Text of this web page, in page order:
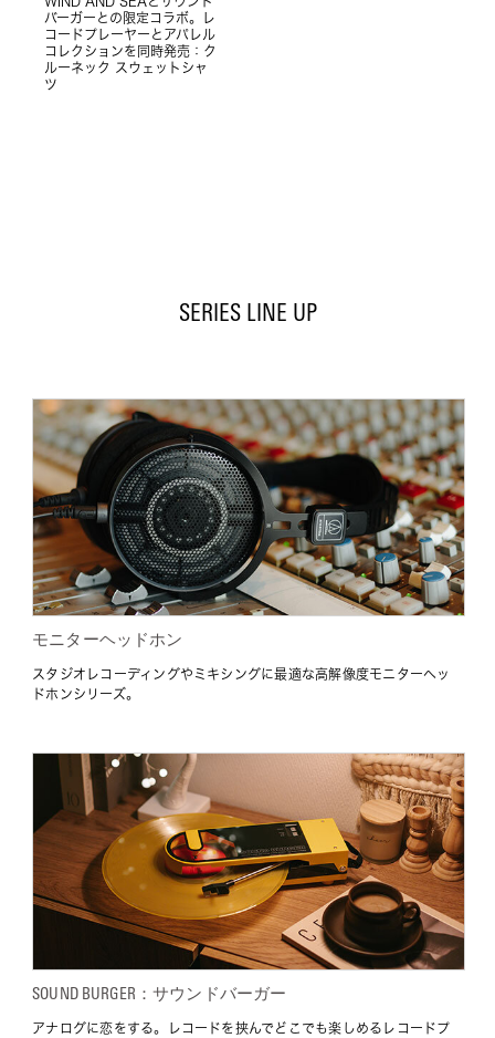
バーガーとの限定コラボ。レ
コードプレーヤーとアパレル
コレクションを同時発売：ク
ルーネック スウェットシャ
ツ
SERIES LINE UP
モニターヘッドホン
スタジオレコーディングやミキシングに最適な高解像度モニターヘッ
ドホンシリーズ。
SOUND BURGER：サウンドバーガー
アナログに恋をする。レコードを挟んでどこでも楽しめるレコードプ